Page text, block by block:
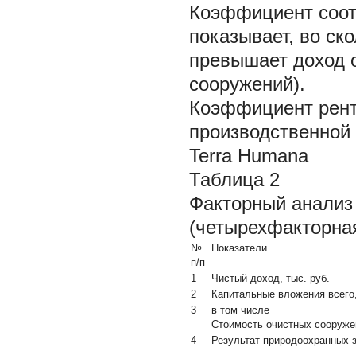
Коэффициент
показывает, во
превышает доход
сооружений).
Коэффициент
Terra Humana
Таблица 2
Факторный
№
п/п
Показатели
1
Чистый доход, тыс. руб.
2
Капитальные вложения
3
в том числе
Стоимость очистных
4
Результат природоохранных